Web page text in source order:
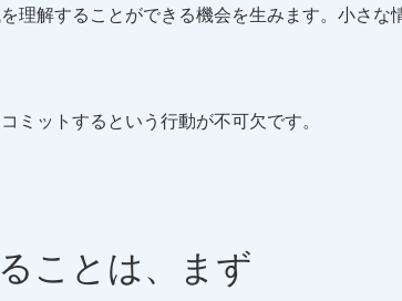
理解することができる機会を生みます。小さ
ミットするという行動が不可欠です。
ことは、まず